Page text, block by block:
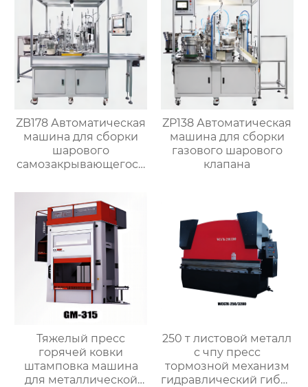
ZB178 Автоматическая
машина для сборки
шарового
самозакрывающегося
ZP138 Автоматическая
машина для сборки
газового шарового
клапана
Тяжелый пресс
горячей ковки
штамповка машина
для металлической
250 т листовой металл
с чпу пресс
тормозной механизм
гидравлический гибка